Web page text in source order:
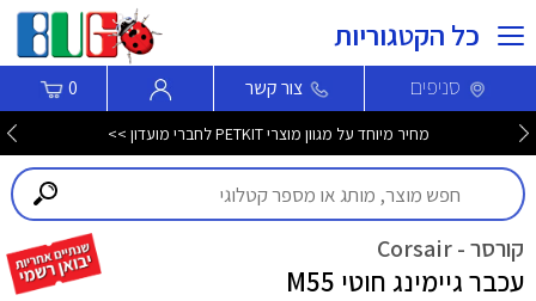
כל הקטגוריות
סניפים צור קשר 0
מחיר מיוחד על מגוון מוצרי PETKIT לחברי מועדון >>
קורסר - Corsair
עכבר גיימינג חוטי M55